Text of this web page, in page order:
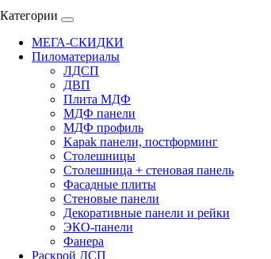
Категории
МЕГА-СКИДКИ
Пиломатериалы
ЛДСП
ДВП
Плита МДФ
МДФ панели
МДФ профиль
Kapak панели, постформинг
Столешницы
Столешница + стеновая панель
Фасадные плиты
Стеновые панели
Декоративные панели и рейки
ЭКО-панели
Фанера
Раскрой ДСП